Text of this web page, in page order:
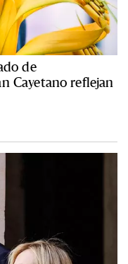
de
Cayetano reflejan